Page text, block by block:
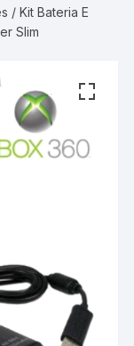
/ Kit Bateria E
Slim